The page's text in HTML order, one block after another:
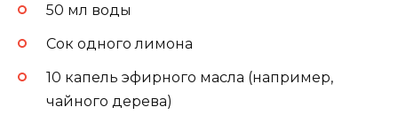
50 мл воды
Сок одного лимона
10 капель эфирного масла (например,
чайного дерева)